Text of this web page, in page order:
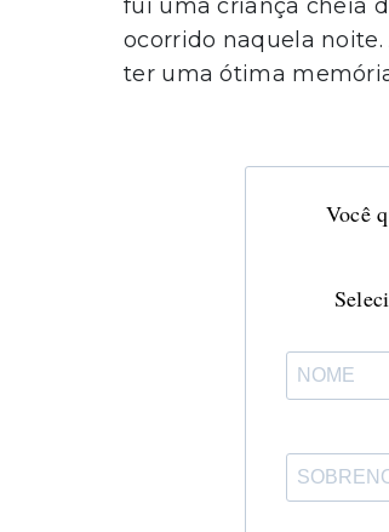
fui uma criança cheia
ocorrido naquela
ter uma ótima
Você